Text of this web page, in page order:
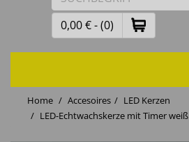
0,00 € - (0)
Home
Accesoires
LED Kerzen
LED-Echtwachskerze mit Timer weiß